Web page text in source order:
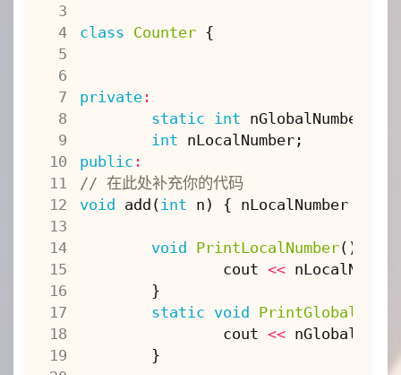
4
14
class Counter {
private:
static int nGlobalNumber
int nLocalNumber;
public :
// 在此处补充你的代码
void
add (int n ) { nLocalNumber
void PrintLocalNumber(){
cout << nLocalNumber
}
static void
cout <<
}